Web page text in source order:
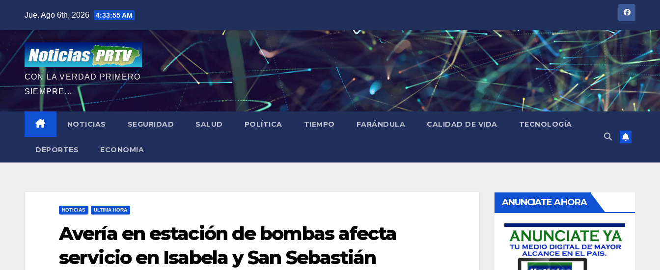
contenido
Jue. Ago 6th, 2026 4:33:56 AM
CON LA VERDAD PRIMERO
SIEMPRE...
NOTICIAS SEGURIDAD SALUD POLÍTICA TIEMPO FARÁNDULA CALIDAD DE VIDA TECNOLOGÍA
DEPORTES ECONOMIA
NOTICIAS ULTIMA HORA
Avería en estación de bombas afecta
servicio en Isabela y San Sebastián
ANUNCIATE AHORA